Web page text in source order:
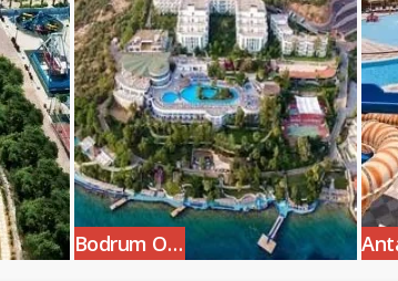
Bodrum Otelleri